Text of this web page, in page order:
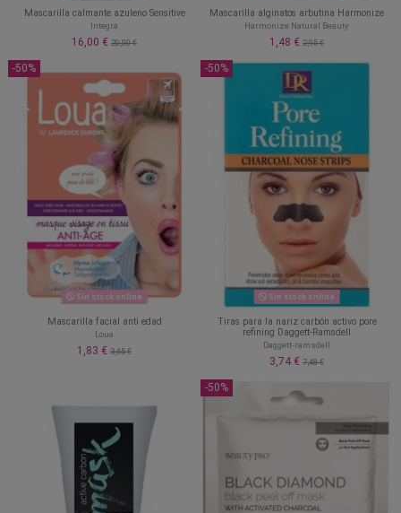
Mascarilla calmante azuleno Sensitive
Integra
16,00 € 20,00 €
Mascarilla alginatos arbutina Harmonize
Harmonize Natural Beauty
1,48 € 2,95 €
-50%
Sin stock online
Mascarilla facial anti edad
Loua
1,83 € 3,65 €
-50%
Sin stock online
Tiras para la nariz carbón activo pore
refining Daggett-Ramsdell
Daggett-ramsdell
3,74 € 7,48 €
-50%